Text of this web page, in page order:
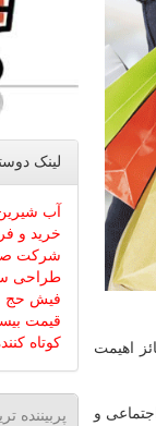
اهیمت
و
لینک
آب
خرید و
شرکت
طراحی
فیش حج
قیمت
کوتاه
پربیننده